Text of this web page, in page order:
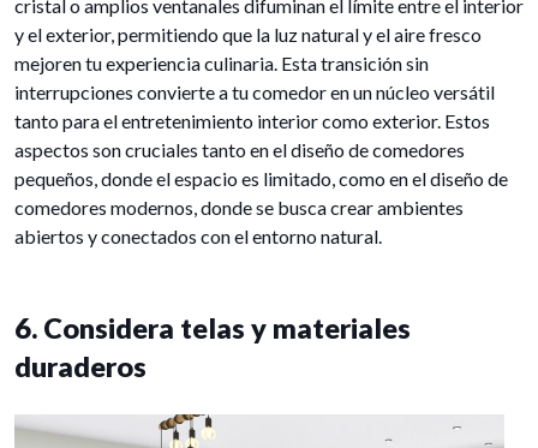
cristal o amplios ventanales difuminan el límite entre el interior
y el exterior, permitiendo que la luz natural y el aire fresco
mejoren tu experiencia culinaria. Esta transición sin
interrupciones convierte a tu comedor en un núcleo versátil
tanto para el entretenimiento interior como exterior. Estos
aspectos son cruciales tanto en el diseño de comedores
pequeños, donde el espacio es limitado, como en el diseño de
comedores modernos, donde se busca crear ambientes
abiertos y conectados con el entorno natural.
6. Considera telas y materiales
duraderos